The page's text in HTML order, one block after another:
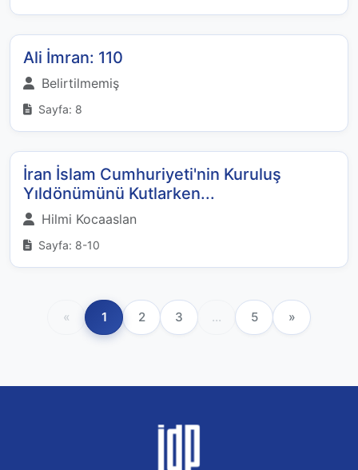
Ali İmran: 110
Belirtilmemiş
Sayfa: 8
İran İslam Cumhuriyeti'nin Kuruluş
Yıldönümünü Kutlarken...
Hilmi Kocaaslan
Sayfa: 8-10
« 1 2 3 ... 5 »